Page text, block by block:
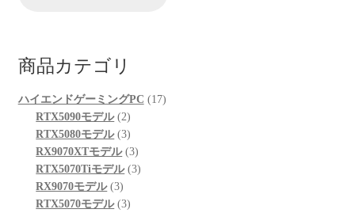
商品カテゴリ
ハイエンドゲーミングPC 1717
RTX5090モデル 22
個
の
商
RTX5080モデル 33
個
の
品
RX9070XTモデル 33
個
RTX5070Tiモデル 33
RX9070モデル 33
個
RTX5070モデル 33